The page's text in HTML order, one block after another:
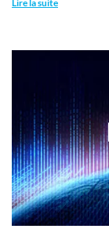
Lire la suite